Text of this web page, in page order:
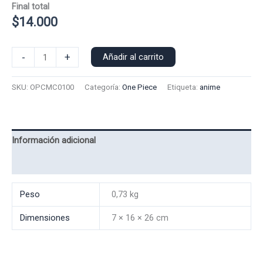
Final total
$14.000
-
Manga
cantidad
+ Añadir al carrito
SKU: OPCMC0100 Categoría: One Piece Etiqueta: anime
Información adicional
Peso 0,73 kg
Dimensiones 7 × 16 × 26 cm